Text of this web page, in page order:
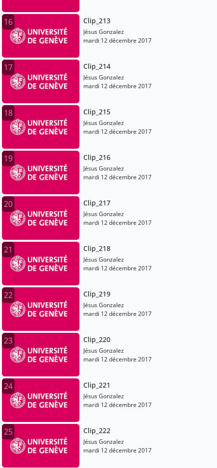
16 Clip_213
Jésus Gonzalez
mardi 12 décembre 2017
17 Clip_214
Jésus Gonzalez
mardi 12 décembre 2017
18 Clip_215
Jésus Gonzalez
mardi 12 décembre 2017
19 Clip_216
Jésus Gonzalez
mardi 12 décembre 2017
20 Clip_217
Jésus Gonzalez
mardi 12 décembre 2017
21 Clip_218
Jésus Gonzalez
mardi 12 décembre 2017
22 Clip_219
Jésus Gonzalez
mardi 12 décembre 2017
23 Clip_220
Jésus Gonzalez
mardi 12 décembre 2017
24 Clip_221
Jésus Gonzalez
mardi 12 décembre 2017
25 Clip_222
Jésus Gonzalez
mardi 12 décembre 2017